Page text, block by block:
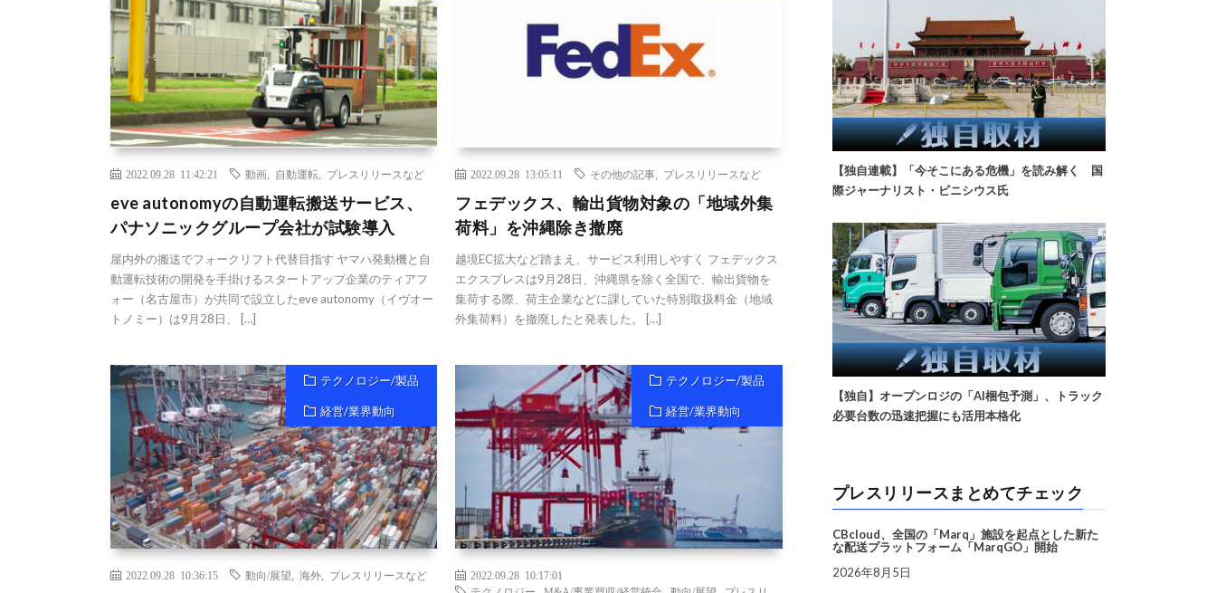
2022.09.28 11:42:21 動画 自動運転 プレスリリースなど
eve autonomyの自動運転搬送サービス、
パナソニックグループ会社が試験導入
屋内外の搬送でフォークリフト代替目指す ヤマハ発動機と自
動運転技術の開発を手掛けるスタートアップ企業のティアフ
ォー（名古屋市）が共同で設立したeve autonomy（イヴオー
トノミー）は9月28日、 […]
2022.09.28 13:05:11 その他の記事 プレスリリースなど
フェデックス、輸出貨物対象の「地域外集
荷料」を沖縄除き撤廃
越境EC拡大など踏まえ、サービス利用しやすく フェデックス
エクスプレスは9月28日、沖縄県を除く全国で、輸出貨物を
集荷する際、荷主企業などに課していた特別取扱料金（地域
外集荷料）を撤廃したと発表した。 […]
テクノロジー/製品
経営/業界動向
2022.09.28 10:36:15 動向/展望 海外 プレスリリースなど
テクノロジー/製品
経営/業界動向
2022.09.28 10:17:01
【独自連載】「今そこにある危機」を読み解く 国
際ジャーナリスト・ビニシウス氏
【独自】オープンロジの「AI梱包予測」、トラック
必要台数の迅速把握にも活用本格化
プレスリリースまとめてチェック
CBcloud、全国の「Marq」施設を起点とした新た
な配送プラットフォーム「MarqGO」開始
2026年8月5日